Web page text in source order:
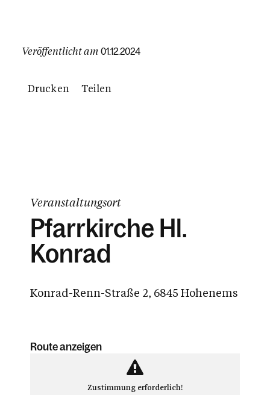
Veröffentlicht am 01.12.2024
Drucken Teilen
Veranstaltungsort
Pfarrkirche Hl.
Konrad
Konrad-Renn-Straße 2, 6845 Hohenems
Route anzeigen
Zustimmung erforderlich!